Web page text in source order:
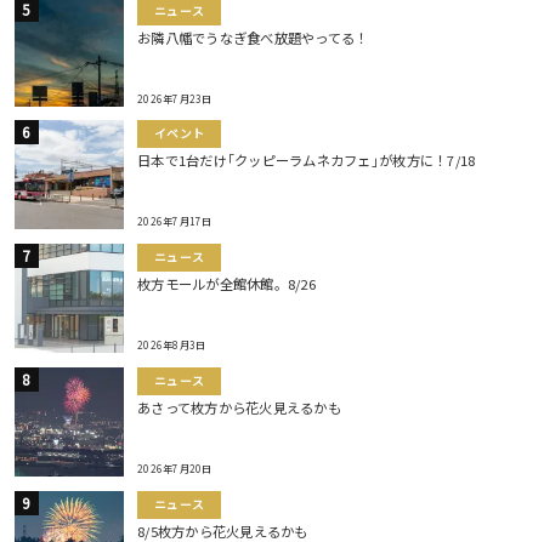
ニュース
お隣八幡でうなぎ食べ放題やってる！
2026年7月23日
イベント
日本で1台だけ｢クッピーラムネカフェ｣が枚方に！7/18
2026年7月17日
ニュース
枚方モールが全館休館。8/26
2026年8月3日
ニュース
あさって枚方から花火見えるかも
2026年7月20日
ニュース
8/5枚方から花火見えるかも